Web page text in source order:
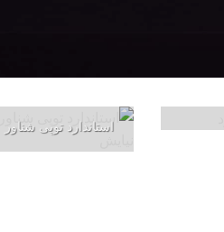
استاندارد توپی شناور